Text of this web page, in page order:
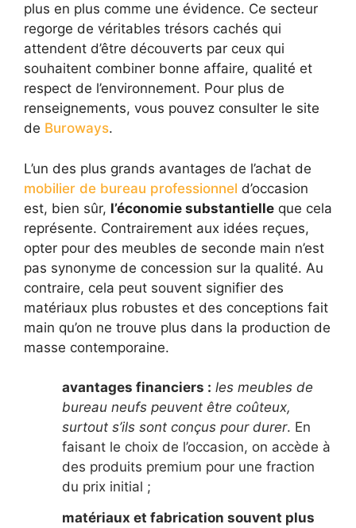
plus en plus comme une évidence. Ce secteur
regorge de véritables trésors cachés qui
attendent d’être découverts par ceux qui
souhaitent combiner bonne affaire, qualité et
respect de l’environnement. Pour plus de
renseignements, vous pouvez consulter le site
de Buroways.
L’un des plus grands avantages de l’achat de
mobilier de bureau professionnel d’occasion
est, bien sûr, l’économie substantielle que cela
représente. Contrairement aux idées reçues,
opter pour des meubles de seconde main n’est
pas synonyme de concession sur la qualité. Au
contraire, cela peut souvent signifier des
matériaux plus robustes et des conceptions fait
main qu’on ne trouve plus dans la production de
masse contemporaine.
avantages financiers : les meubles de
bureau neufs peuvent être coûteux,
surtout s’ils sont conçus pour durer. En
faisant le choix de l’occasion, on accède à
des produits premium pour une fraction
du prix initial ;
matériaux et fabrication souvent plus